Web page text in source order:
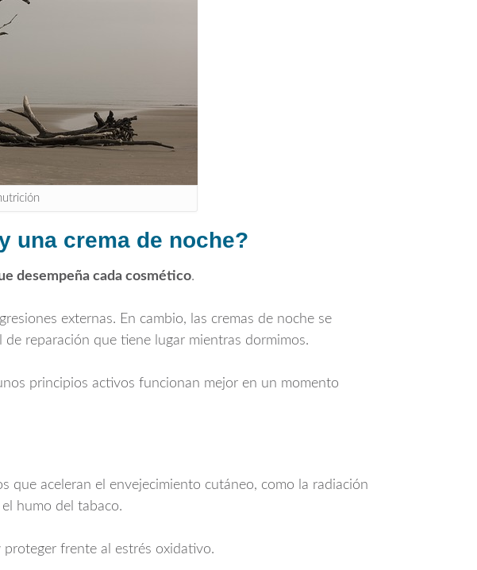
una crema de noche?
desempeña cada cosmético.
externas. En cambio, las cremas de noche se
reparación que tiene lugar mientras dormimos.
principios activos funcionan mejor en un momento
que aceleran el envejecimiento cutáneo, como la radiación
humo del tabaco.
frente al estrés oxidativo.